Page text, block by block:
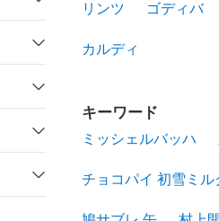
リンツ ゴディバ
カルディ
キーワード
ミッシェルバッハ
チョコパイ 初雪ミル